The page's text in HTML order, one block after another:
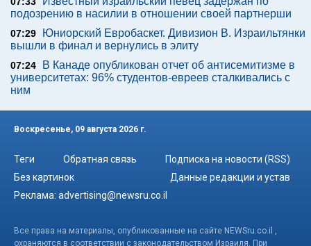
подозрению в насилии в отношении своей партнерши
07:29
Юниорский Евробаскет. Дивизион В. Израильтянки
вышли в финал и вернулись в элиту
07:24
В Канаде опубликован отчет об антисемитизме в
университетах: 96% студентов-евреев сталкивались с
ним
Воскресенье, 09 августа 2026 г.
Теги Обратная связь
Подписка на новости (RSS)
Без картинок
Данные редакции и устав
Реклама: advertising@newsru.co.il
Все права на материалы, опубликованные на сайте NEWSru.co.il ,
охраняются в соответствии с законодательством Израиля. При